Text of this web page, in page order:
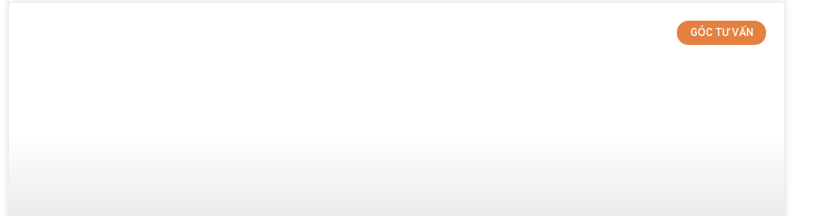
GÓC TƯ VẤN